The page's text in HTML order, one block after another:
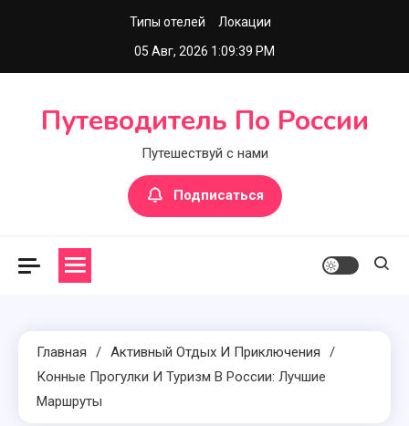
Типы отелей
Локации
05 Авг, 2026 1:09:40 PM
Путеводитель По России
Путешествуй с нами
Подписаться
Главная
Активный Отдых И Приключения
Конные Прогулки И Туризм В России: Лучшие
Маршруты